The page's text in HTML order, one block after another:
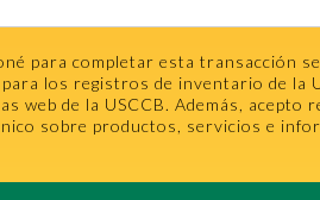
para completar esta transacción
los registros de inventario de la
web de la USCCB. Además, acepto
sobre productos, servicios e